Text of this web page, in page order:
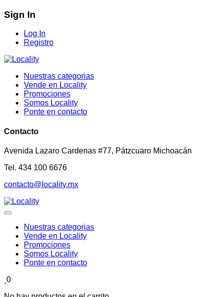
Sign In
Log In
Registro
Nuestras categorias
Vende en Locality
Promociones
Somos Locality
Ponte en contacto
Contacto
Avenida Lazaro Cardenas #77, Pátzcuaro Michoacán
Tel. 434 100 6676
contacto@locality.mx
Nuestras categorias
Vende en Locality
Promociones
Somos Locality
Ponte en contacto
0